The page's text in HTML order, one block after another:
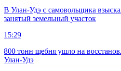
В Улан-Удэ с самовольщика
занятый земельный участок
15:29
800 тонн щебня ушло на
Улан-Удэ